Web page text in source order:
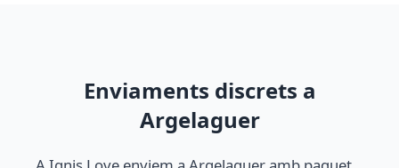
Enviaments discrets a
Argelaguer